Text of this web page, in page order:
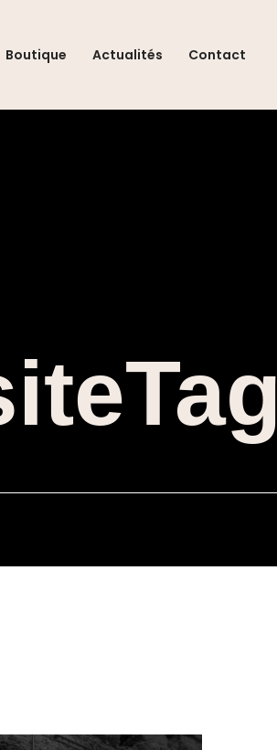
Boutique Actualités Contact